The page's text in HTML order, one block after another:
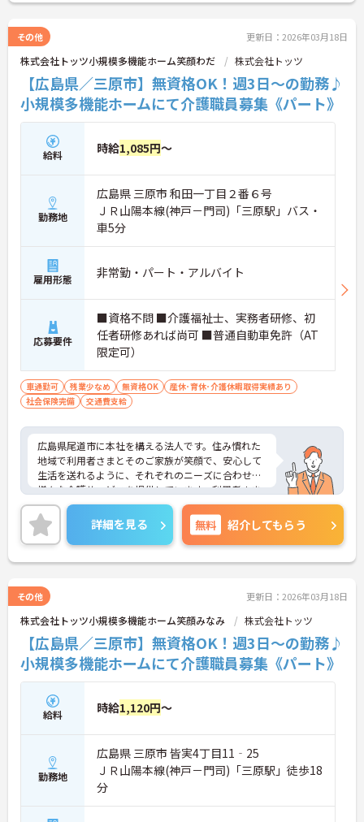
その他 更新日：2026年03月18日
株式会社トッツ小規模多機能ホーム笑顔わだ 株式会社トッツ
【広島県／三原市】無資格OK！週3日～の勤務♪
小規模多機能ホームにて介護職員募集《パート》
給料 時給1,085円～
勤務地
広島県 三原市 和田一丁目２番６号
ＪＲ山陽本線(神戸－門司)「三原駅」バス・
車5分
雇用形態 非常勤・パート・アルバイト
応募要件
■資格不問 ■介護福祉士、実務者研修、初
任者研修あれば尚可 ■普通自動車免許（AT
限定可）
車通勤可 残業少なめ 無資格OK
産休･育休･介護休暇取得実績あり
社会保険完備
交通費支給
広島県尾道市に本社を構える法人です。住み慣れた
地域で利用者さまとそのご家族が笑顔で、安心して
生活を送れるように、それぞれのニーズに合わせた
様々な介護サービスを提供しています。利用者さま
一人ひとりの生活ペースや価値観を大切にしなが
ら、丁寧なサポートを心がけています。
詳細を見る 無料 紹介してもらう
その他 更新日：2026年03月18日
株式会社トッツ小規模多機能ホーム笑顔みなみ 株式会社トッツ
【広島県／三原市】無資格OK！週3日～の勤務♪
小規模多機能ホームにて介護職員募集《パート》
給料 時給1,120円～
勤務地
広島県 三原市 皆実4丁目11‐25
ＪＲ山陽本線(神戸－門司)「三原駅」徒歩18
分